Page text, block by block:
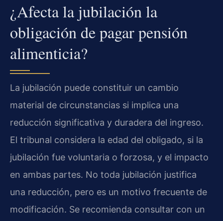
¿Afecta la jubilación la
obligación de pagar pensión
alimenticia?
La jubilación puede constituir un cambio
material de circunstancias si implica una
reducción significativa y duradera del ingreso.
El tribunal considera la edad del obligado, si la
jubilación fue voluntaria o forzosa, y el impacto
en ambas partes. No toda jubilación justifica
una reducción, pero es un motivo frecuente de
modificación. Se recomienda consultar con un